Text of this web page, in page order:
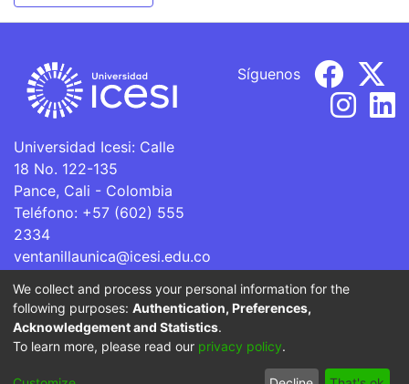
Universidad Icesi: Calle
18 No. 122-135
Pance, Cali - Colombia
Teléfono: +57 (602) 555
2334
ventanillaunica@icesi.edu.co
Síguenos
La Universidad Icesi es una Institución de Educación
Superior que se encuentra sujeta a inspección y vigilancia
por parte del Ministerio de Educación Nacional.
Cookie End User Send
We collect and process your personal information for the
following purposes: Authentication, Preferences,
Acknowledgement and Statistics.
To learn more, please read our privacy policy.